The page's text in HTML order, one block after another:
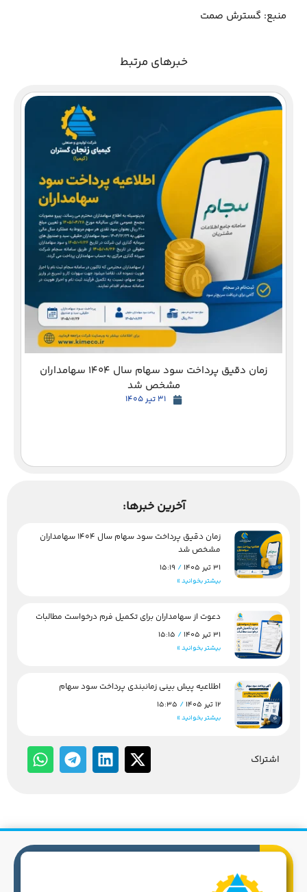
منبع: گسترش صمت
خبرهای مرتبط
زمان دقیق پرداخت سود سهام سال 1404 سهامداران
مشخص شد
31 تیر 1405
اشتراک
آخرین خبرها:
زمان دقیق پرداخت سود سهام سال 1404 سهامداران
مشخص شد
31 تیر 1405
بیشتر بخوانید »
دعوت از سهامداران برای تکمیل فرم درخواست مطالبات
31 تیر 1405
بیشتر بخوانید »
اطلاعیه پیش بینی زمانبندی پرداخت سود سهام
12 تیر 1405
بیشتر بخوانید »